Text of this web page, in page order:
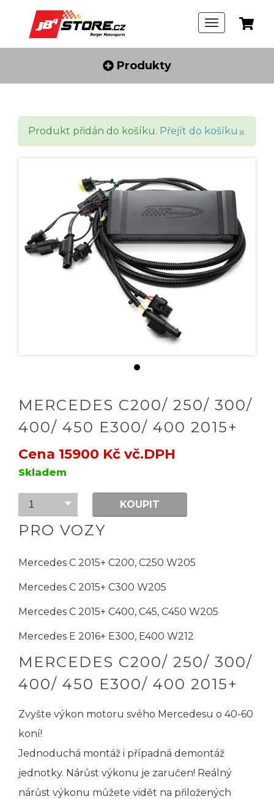
Produkty
Produkt přidán do košíku. Přejít do košíku ×
MERCEDES C200/ 250/ 300/
400/ 450 E300/ 400 2015+
Cena 15900 Kč vč.DPH
Skladem
1 KOUPIT
PRO VOZY
Mercedes C 2015+ C200, C250 W205
Mercedes C 2015+ C300 W205
Mercedes C 2015+ C400, C45, C450 W205
Mercedes E 2016+ E300, E400 W212
MERCEDES C200/ 250/ 300/
400/ 450 E300/ 400 2015+
Zvyšte výkon motoru svého Mercedesu o 40-60
koní!
Jednoduchá montáž i případná demontáž
jednotky. Nárůst výkonu je zaručen! Reálný
nárůst výkonu můžete vidět na přiložených